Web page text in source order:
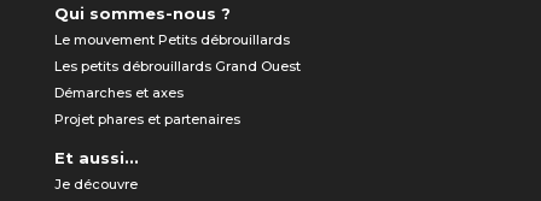
Qui sommes-nous ?
Le mouvement Petits débrouillards
Les petits débrouillards Grand Ouest
Démarches et axes
Projet phares et partenaires
Et aussi...
Je découvre